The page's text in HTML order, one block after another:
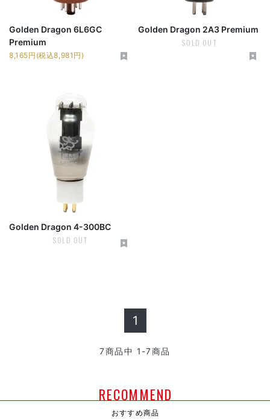
Golden Dragon 6L6GC
Premium
8,165円(税込8,981円)
Golden Dragon 2A3 Premium
SOLD OUT
Golden Dragon 4-300BC
SOLD OUT
1
7商品中 1-7商品
RECOMMEND
おすすめ商品